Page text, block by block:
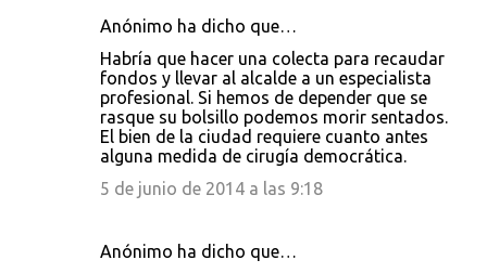
Anónimo ha dicho que…
Habría que hacer una colecta para recaudar
fondos y llevar al alcalde a un especialista
profesional. Si hemos de depender que se
rasque su bolsillo podemos morir sentados.
El bien de la ciudad requiere cuanto antes
alguna medida de cirugía democrática.
5 de junio de 2014 a las 9:18
Anónimo ha dicho que…